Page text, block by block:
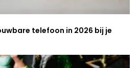
telefoon in 2026 bij je